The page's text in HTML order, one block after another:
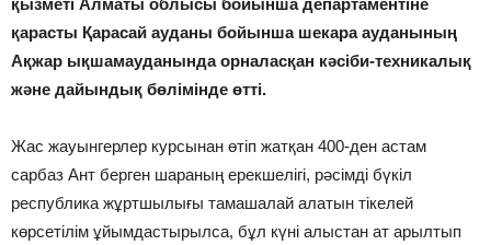
қарасты Қарасай ауданы бойынша шекара ауданының
Ақжар ықшамауданында орналасқан кәсіби-техникалық
және дайындық бөлімінде өтті.
Жас жауынгерлер курсынан өтіп жатқан 400-ден астам
сарбаз Ант берген шараның ерекшелігі, рәсімді бүкіл
республика жұртшылығы тамашалай алатын тікелей
көрсетілім ұйымдастырылса, бұл күні алыстан ат арылтып